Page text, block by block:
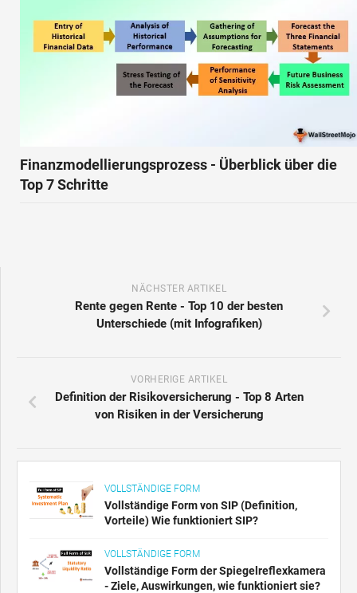
Finanzmodellierungsprozess - Überblick über die
Top 7 Schritte
NÄCHSTER ARTIKEL
Rente gegen Rente - Top 10 der besten
Unterschiede (mit Infografiken)
VORHERIGE ARTIKEL
Definition der Risikoversicherung - Top 8 Arten
von Risiken in der Versicherung
VOLLSTÄNDIGE FORM
Vollständige Form von SIP (Definition,
Vorteile) Wie funktioniert SIP?
VOLLSTÄNDIGE FORM
Vollständige Form der Spiegelreflexkamera
- Ziele, Auswirkungen, wie funktioniert sie?